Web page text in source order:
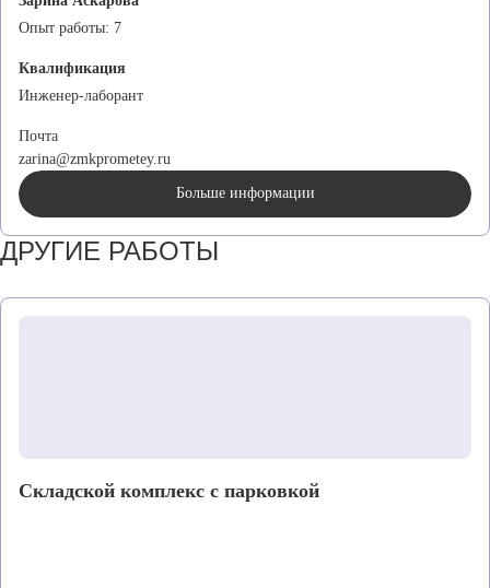
Опыт работы: 7
Квалификация
Инженер-лаборант
Почта
zarina@zmkprometey.ru
Больше информации
ДРУГИЕ РАБОТЫ
Складской комплекс с парковкой